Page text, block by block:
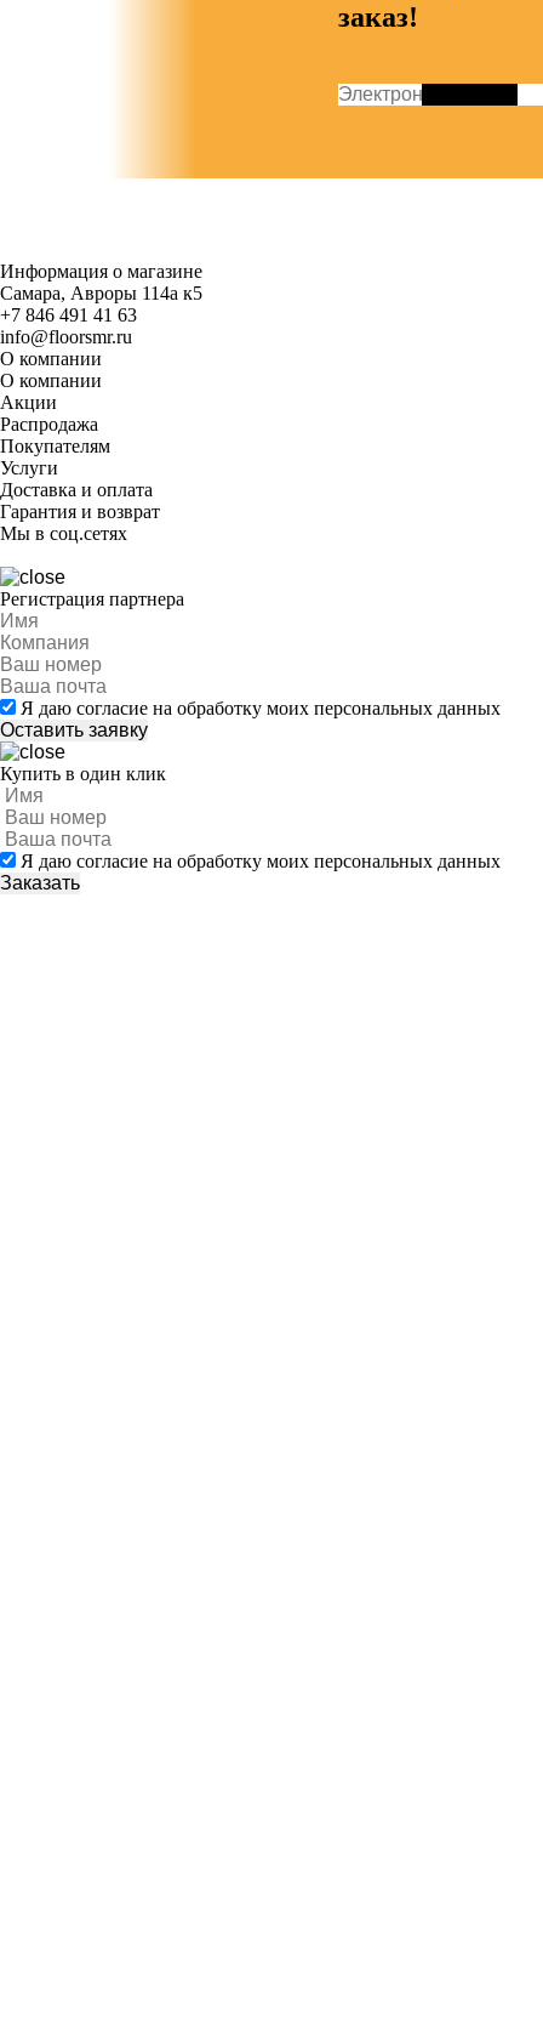
заказ!
Информация о магазине
Самара, Авроры 114а к5
+7 846 491 41 63
info@floorsmr.ru
О компании
О компании
Акции
Распродажа
Покупателям
Услуги
Доставка и оплата
Гарантия и возврат
Мы в соц.сетях
Регистрация партнера
Я даю согласие на обработку моих персональных данных
Купить в один клик
Я даю согласие на обработку моих персональных данных